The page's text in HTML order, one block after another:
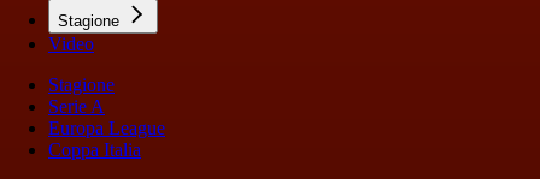
Stagione
Video
Stagione
Serie A
Europa League
Coppa Italia